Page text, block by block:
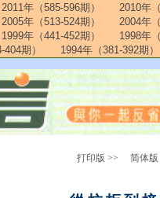
2011年（585-596期） 2010年
2005年（513-524期） 2004年
1999年（441-452期） 1998年
期） 1994年（381-392期）
打印版 >> 简体版